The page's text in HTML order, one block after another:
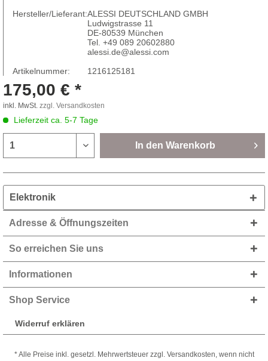
Hersteller/Lieferant:ALESSI DEUTSCHLAND GMBH
Ludwigstrasse 11
DE-80539 München
Tel. +49 089 20602880
alessi.de@alessi.com
Artikelnummer:
1216125181
175,00 € *
inkl. MwSt. zzgl. Versandkosten
Lieferzeit ca. 5-7 Tage
In den Warenkorb
Elektronik
Adresse & Öffnungszeiten
So erreichen Sie uns
Informationen
Shop Service
Widerruf erklären
* Alle Preise inkl. gesetzl. Mehrwertsteuer zzgl. Versandkosten, wenn nicht